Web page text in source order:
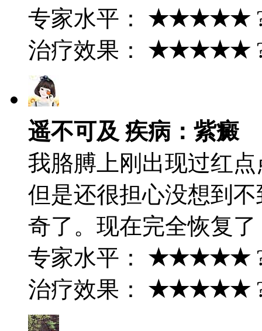
专家水平： ★★★★★
治疗效果： ★★★★★
遥不可及 疾病：紫癜
我胳膊上刚出现过红
但是还很担心没想到
奇了。现在完全恢复
专家水平： ★★★★★
治疗效果： ★★★★★